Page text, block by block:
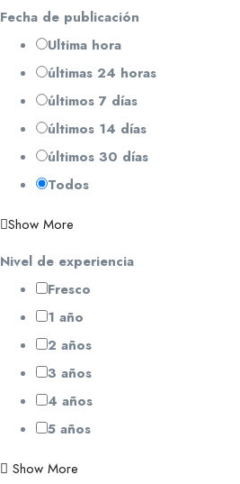
Fecha de publicación
Ultima hora
últimas 24 horas
últimos 7 días
últimos 14 días
últimos 30 días
Todos
Show More
Nivel de experiencia
Fresco
1 año
2 años
3 años
4 años
5 años
Show More